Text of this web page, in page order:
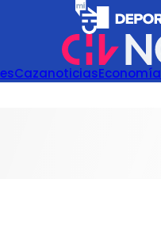
CazanoticiasEconomía